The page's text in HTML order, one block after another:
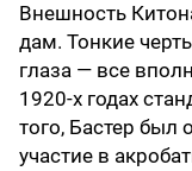
Внешность
дам. Тонкие
глаза — все
1920-х годах
того, Бастер был
участие в